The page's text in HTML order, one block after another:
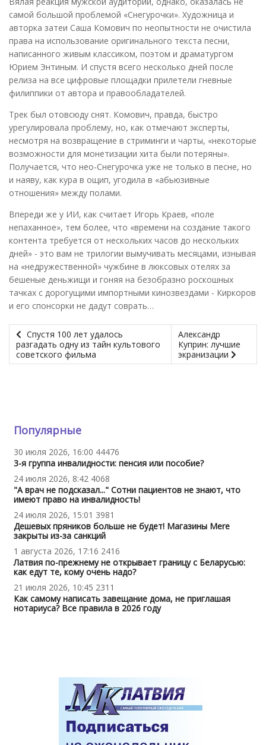
самой большой проблемой «Снегурочки». Художница и
авторка затеи Саша Комович по неопытности не очистила
права на использование оригинального текста песни,
написанного живым классиком, поэтом и драматургом
Юрием Энтиным. И спустя всего несколько дней после
релиза на все цифровые площадки прилетели гневные
филиппики от автора и правообладателей.
Трек был отовсюду снят. Комович, правда, быстро
урегулировала проблему, но, как отмечают эксперты,
несмотря на возвращение в стриминги и чарты, «некоторые
возможности для монетизации хита были потеряны».
Получается, что нео-Снегурочка уже не только в песне, но
и наяву, как кура в ощип, угодила в «абьюзивные
отношения» между полами.
Впереди же у ИИ, как считает Игорь Краев, «поле
непаханное», тем более, что «времени на создание такого
контента требуется от нескольких часов до нескольких
дней» - это вам не трилогии вымучивать месяцами, изнывая
на «недружественной» чужбине в люксовых отелях за
бешеные деньжищи и гоняя на безобразно роскошных
тачках с дорогущими импортными кинозвездами - Киркоров
и его спонсорки не дадут соврать…
Спустя 100 лет удалось
разгадать одну из тайн культового
советского фильма
Александр
Куприн: лучшие
экранизации
Популярные
30 июля 2026, 16:00 44476
3-я группа инвалидности: пенсия или пособие?
24 июля 2026, 8:42 4068
"А врач не подсказал..." Сотни пациентов не знают, что
имеют право на инвалидность!
24 июля 2026, 15:01 3981
Дешевых пряников больше не будет! Магазины Mere
закрыты из-за санкций
1 августа 2026, 17:16 2416
Латвия по-прежнему не открывает границу с Беларусью:
как едут те, кому очень надо?
21 июля 2026, 10:45 2311
Как самому написать завещание дома, не приглашая
нотариуса? Все правила в 2026 году